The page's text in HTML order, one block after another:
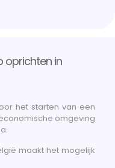
oprichten in
het starten van een
omgeving
maakt het mogelijk